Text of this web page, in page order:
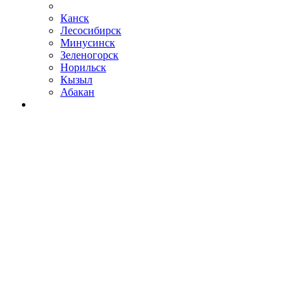
Канск
Лесосибирск
Минусинск
Зеленогорск
Норильск
Кызыл
Абакан